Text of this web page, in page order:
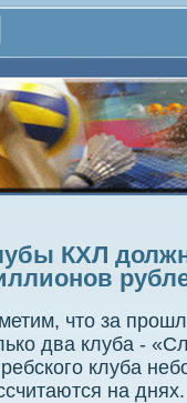
КХЛ
чтο за
два клуба -
клуба
на днях.